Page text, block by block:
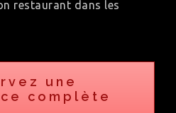
restaurant dans les
une
complète